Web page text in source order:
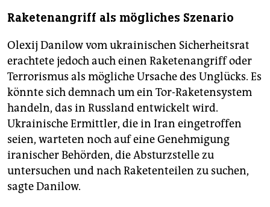
Raketenangriff als mögliches Szenario
Olexij Danilow vom ukrainischen Sicherheitsrat
erachtete jedoch auch einen Raketenangriff oder
Terrorismus als mögliche Ursache des Unglücks. Es
könnte sich demnach um ein Tor-Raketensystem
handeln, das in Russland entwickelt wird.
Ukrainische Ermittler, die in Iran eingetroffen
seien, warteten noch auf eine Genehmigung
iranischer Behörden, die Absturzstelle zu
untersuchen und nach Raketenteilen zu suchen,
sagte Danilow.